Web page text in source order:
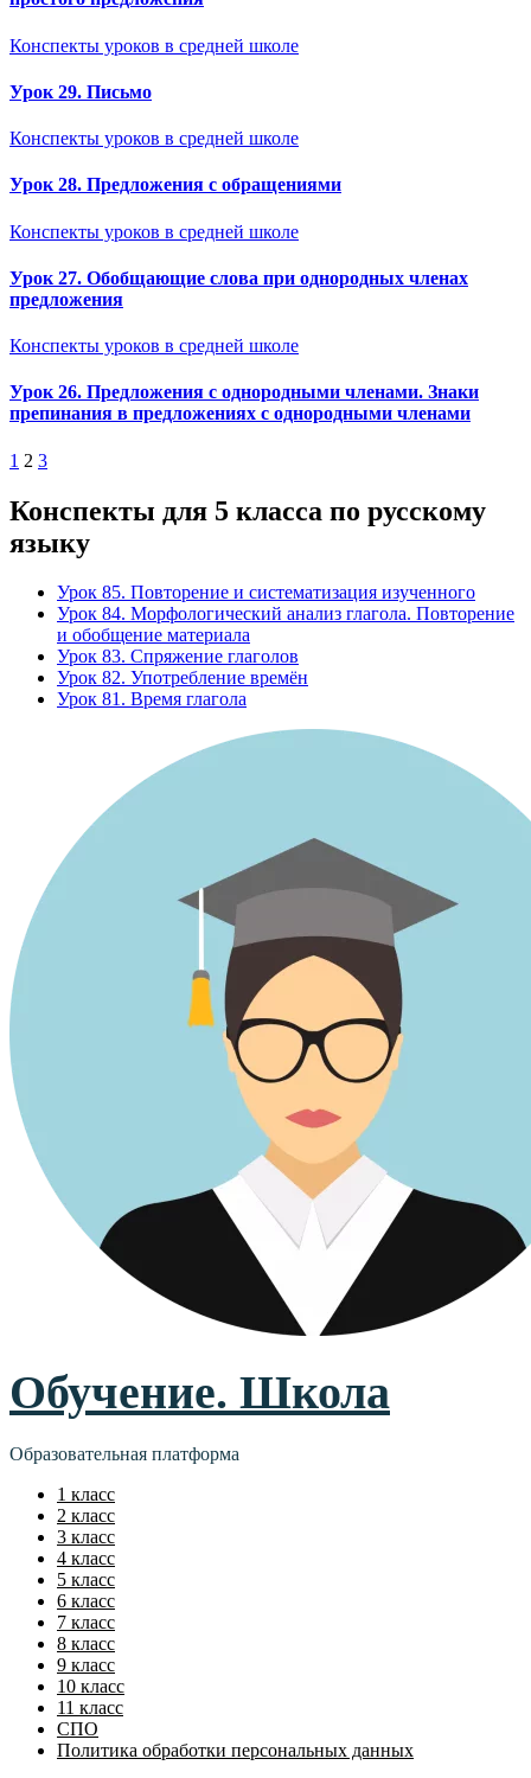
Конспекты уроков в средней школе
Урок 29. Письмо
Конспекты уроков в средней школе
Урок 28. Предложения с обращениями
Конспекты уроков в средней школе
Урок 27. Обобщающие слова при однородных членах
предложения
Конспекты уроков в средней школе
Урок 26. Предложения с однородными членами. Знаки
препинания в предложениях с однородными членами
Пагинация
записей
1 2 3
Конспекты для 5 класса по русскому
языку
Урок 85. Повторение и систематизация изученного
Урок 84. Морфологический анализ глагола. Повторение
и обобщение материала
Урок 83. Спряжение глаголов
Урок 82. Употребление времён
Урок 81. Время глагола
Обучение. Школа
Образовательная платформа
1 класс
2 класс
3 класс
4 класс
5 класс
6 класс
7 класс
8 класс
9 класс
10 класс
11 класс
СПО
Политика обработки персональных данных